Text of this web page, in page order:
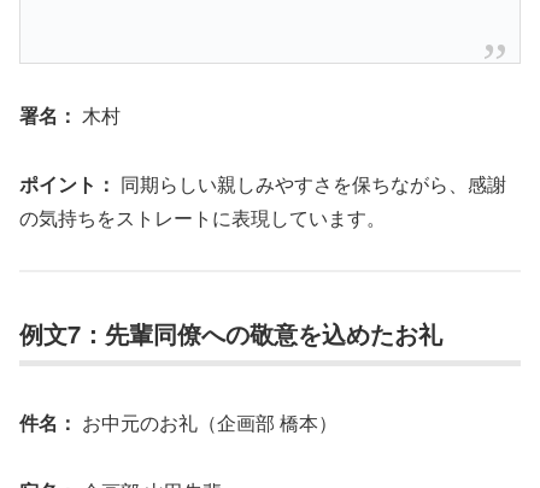
署名： 木村
ポイント： 同期らしい親しみやすさを保ちながら、感謝
の気持ちをストレートに表現しています。
例文7：先輩同僚への敬意を込めたお礼
件名： お中元のお礼（企画部 橋本）